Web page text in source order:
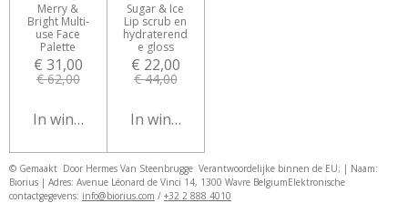
Merry &
Bright Multi-
use Face
Palette
€ 31,00
€ 62,00
In winkelwagen
Sugar & Ice
Lip scrub en
hydraterend
e gloss
€ 22,00
€ 44,00
In winkelwagen
© Gemaakt Door Hermes Van Steenbrugge Verantwoordelijke binnen de EU; | Naam:
Biorius | Adres: Avenue Léonard de Vinci 14, 1300 Wavre BelgiumElektronische
contactgegevens: info@biorius.com / +32 2 888 4010